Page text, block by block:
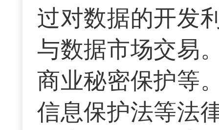
过对数据的开发
与数据市场交易
商业秘密保护等
信息保护法等法